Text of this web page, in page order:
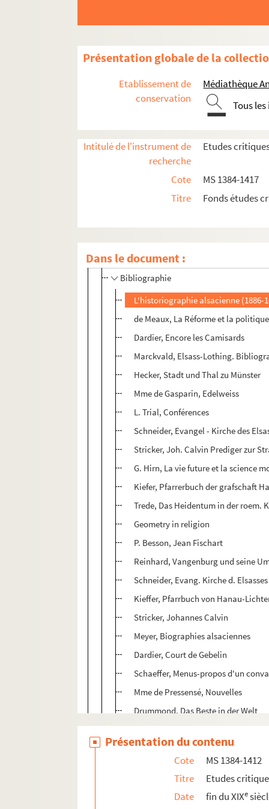
Présentation globale de la
Etablissement de
conservation
Médiathèque
Tous
Intitulé de l'instrument de
recherche
Etudes
Cote
MS 1384-1417
Titre
Fonds études
Dans le document :
M. Aug. Jundt, Journal d'Alsace
Un poète du désespoir (Mme
Les Yésidis ou adorateurs du Diable
Réformés et luthériens strasbourgeois
Eine studentin auf der Strassburger,
Jean-Laurent Blessig
Bericht an des Ober-Konsistoriums
Jean Schilter
Charles Schmidt
Bibliographie
L'historiographie alsacienne (1886-
de Meaux, La Réforme et la
Dardier, Encore les Camisards
Marckvald, Elsass-Lothing.
Hecker, Stadt und Thal zu Münster
Mme de Gasparin, Edelweiss
L. Trial, Conférences
Schneider, Evangel - Kirche des
Stricker, Joh. Calvin Prediger zur
G. Hirn, La vie future et la science
Kiefer, Pfarrerbuch der grafschaft
Trede, Das Heidentum in der roem.
Geometry in religion
P. Besson, Jean Fischart
Reinhard, Vangenburg und seine
Schneider, Evang. Kirche d.
Kieffer, Pfarrbuch von Hanau-
Stricker, Johannes Calvin
Meyer, Biographies alsaciennes
Dardier, Court de Gebelin
Schaeffer, Menus-propos d'un
Mme de Pressensé, Nouvelles
Drummond, Das Beste in der Welt
Herrenschneider, Ortsgeschichte v.
Meyer, Biographies alsaciennes
Ad; Schaeffer, Christianisme ou
Thureau-Dangin, Hist. de la
Mossmann, Cartulaire de Mulhouse,
Présentation du contenu
Cote
MS 1384-1412
Titre
Etudes
Date
fin du XIXe